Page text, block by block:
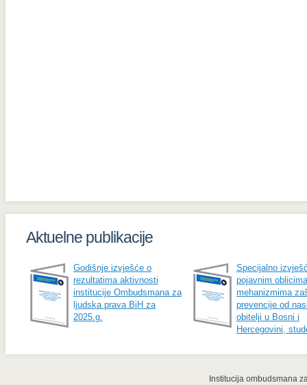
Aktuelne publikacije
Godišnje izvješće o
rezultatima aktivnosti
institucije Ombudsmana za
ljudska prava BiH za
2025.g.
Specijalno
pojavnim
mehanizmima
prevencije od
obitelji u Bosni i
Hercegovini,
Institucija ombudsmana